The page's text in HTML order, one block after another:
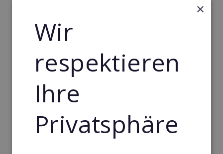
Einzelhandel Franchise in Äquatorialguinea
Gebäude & Haustechnik Franchise in
Handwerk Franchise in Äquatorialguinea
Dienstleistungsfranchise in Äquatorialguinea
Telekommunikation Franchise in Äquatorialguinea
Gastronomie & Bringdienst Franchise in
Äquatorialguinea
×
Wir
respektieren
Ihre
Privatsphäre